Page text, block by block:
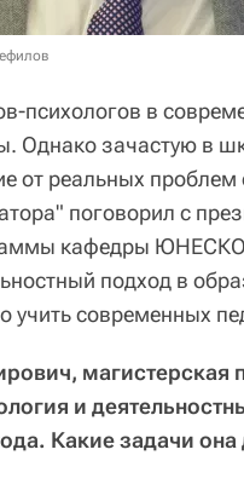
психологов в
Однако зачастую в
от реальных
поговорил с
кафедры ЮНЕСКО
подход в
учить современных
магистерская
и
Какие задачи